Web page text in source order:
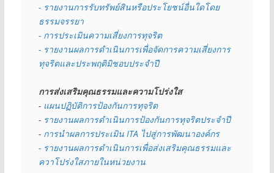
- รายงานการรับทรัพย์สินหรือประโยชน์อื่นใดโดย
ธรรมจรรยา
- การประเมินความเสี่ยงการทุจริต
- รายงานผลการดำเนินการเพื่อจัดการความเสี่ยงการ
ทุจริตและประพฤติมิชอบประจำปี
การส่งเสริมคุณธรรมและความโปร่งใส
- แผนปฏิบัติการป้องกันการทุจริต
- รายงานผลการดำเนินการป้องกันการทุจริตประจำปี
- การนำผลการประเมิน ITA ไปสู่การพัฒนาองค์กร
- รายงานผลการดำเนินการเพื่อส่งเสริมคุณธรรมและ
ควาโปร่งใสภายในหน่วยงาน